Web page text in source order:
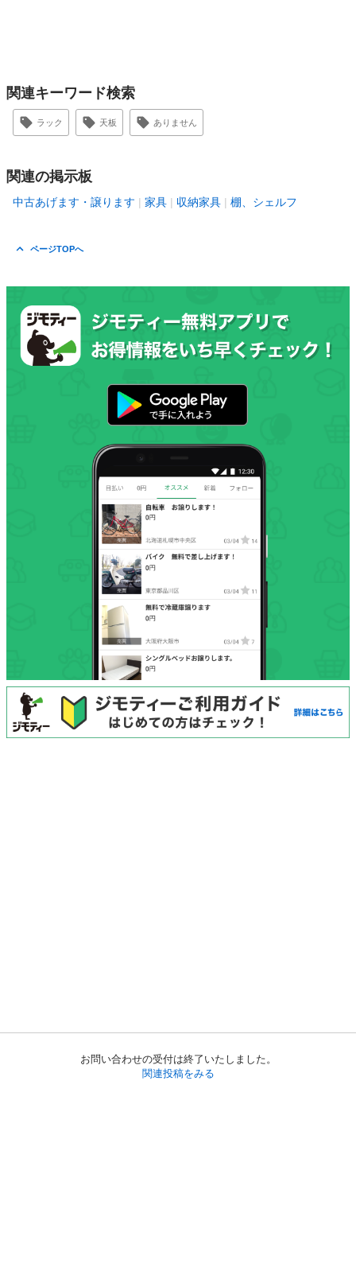
お問い合わせの受付は終了いたしました。
関連投稿をみる
関連キーワード検索
ラック 天板 ありません
関連の掲示板
中古あげます・譲ります 家具 収納家具 棚、シェルフ
ページTOPへ